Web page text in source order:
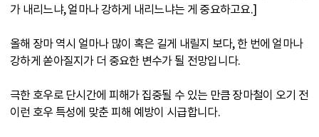
가 내리느냐, 얼마나 강하게 내리느냐는 게 중요하고요.]
올해 장마 역시 얼마나 많이 혹은 길게 내릴지 보다, 한 번에 얼마나
강하게 쏟아질지가 더 중요한 변수가 될 전망입니다.
극한 호우로 단시간에 피해가 집중될 수 있는 만큼 장마철이 오기 전
이런 호우 특성에 맞춘 피해 예방이 시급합니다.